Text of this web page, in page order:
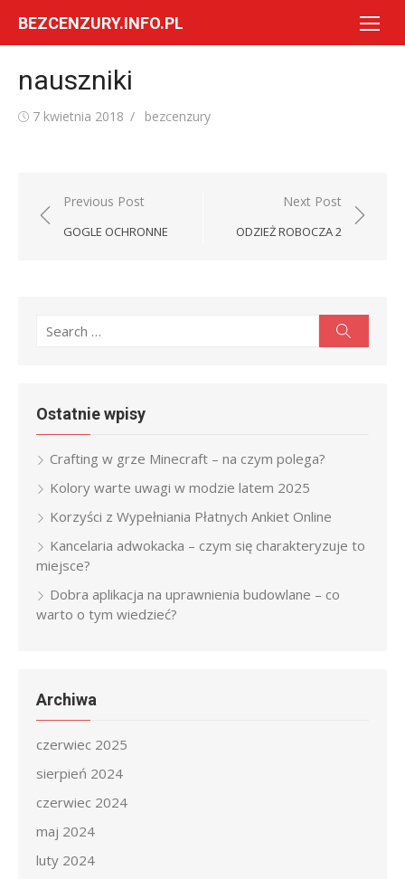
BEZCENZURY.INFO.PL
nauszniki
Posted
7 kwietnia 2018 Author
bezcenzury
Nawigacja
wpisu
Previous Post
GOGLE OCHRONNE
Next Post
ODZIEŻ ROBOCZA 2
Search
Ostatnie wpisy
Crafting w grze Minecraft – na czym polega?
Kolory warte uwagi w modzie latem 2025
Korzyści z Wypełniania Płatnych Ankiet Online
Kancelaria adwokacka – czym się charakteryzuje to
miejsce?
Dobra aplikacja na uprawnienia budowlane – co
warto o tym wiedzieć?
Archiwa
czerwiec 2025
sierpień 2024
czerwiec 2024
maj 2024
luty 2024